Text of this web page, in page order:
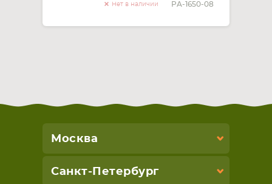
Нет в наличии PA-1650-08
Москва
Санкт-Петербург